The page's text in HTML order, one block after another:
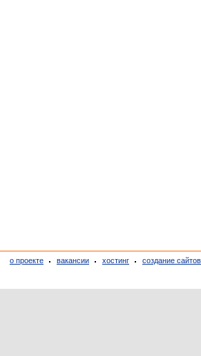
о проекте вакансии хостинг создание сайтов